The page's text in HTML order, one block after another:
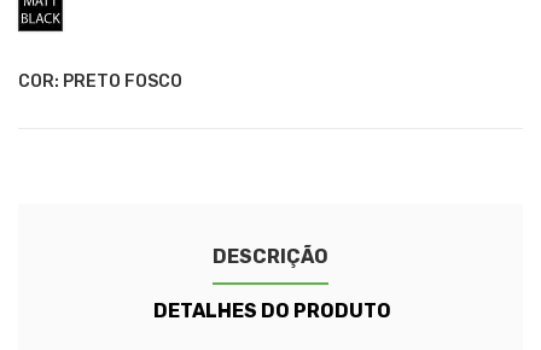
COR: PRETO FOSCO
DESCRIÇÃO
DETALHES DO PRODUTO